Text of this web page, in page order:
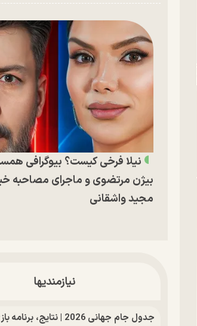
نیلا فرخی کیست؟ بیوگرافی
بیژن مرتضوی و ماجرای مصاحبه
مجید واشقانی
نیازمندیها
جدول جام جهانی 2026 |